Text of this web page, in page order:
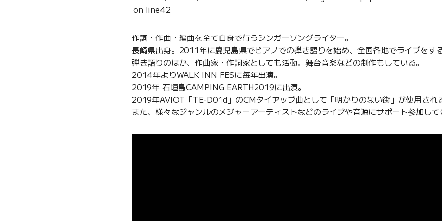
on line42
作詞・作曲・編曲を全て自身で行うシンガーソングライター。
長崎県出身。2011年に鹿児島県でピアノでの弾き語りを始め、全国各地でライブをする
弾き語りのほか、作曲家・作詞家としても活動。舞台音楽などの制作もしている。
2014年よりWALK INN FESに毎年出演。
2019年 石垣島CAMPING EARTH2019に出演。
2019年AVIOT「TE-D01d」のCMタイアップ曲として「明かりのない街」が使用され
また、様々なジャンルのメジャーアーティストなどのライブや音源にサポート参加して